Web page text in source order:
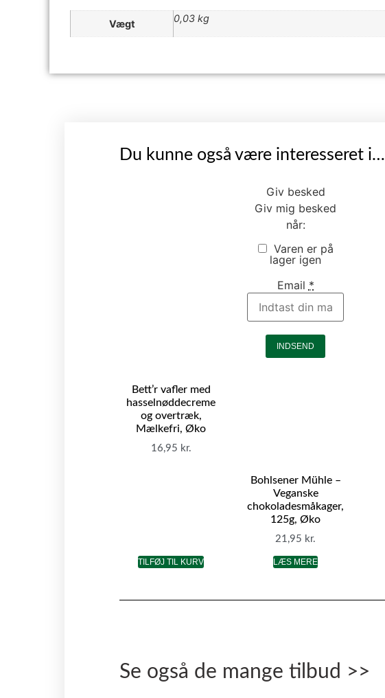
Vægt 0,03 kg
Du kunne også være interesseret i…
Bett’r vafler med
hasselnøddecreme
og overtræk,
Mælkefri, Øko
16,95 kr.
TILFØJ TIL KURV
Giv besked
Giv mig besked
når:
Varen er på
lager igen
Email *
INDSEND
Bohlsener Mühle –
Veganske
chokoladesmåkager,
125g, Øko
21,95 kr.
LÆS MERE
Se også de mange tilbud >>